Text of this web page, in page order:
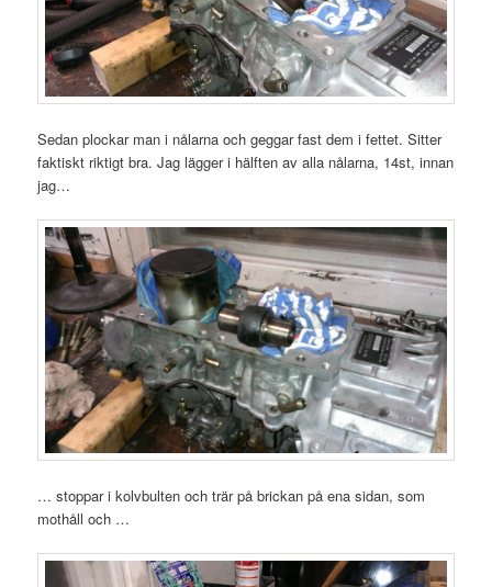
Sedan plockar man i nålarna och geggar fast dem i fettet. Sitter
faktiskt riktigt bra. Jag lägger i hälften av alla nålarna, 14st, innan
jag…
… stoppar i kolvbulten och trär på brickan på ena sidan, som
mothåll och …